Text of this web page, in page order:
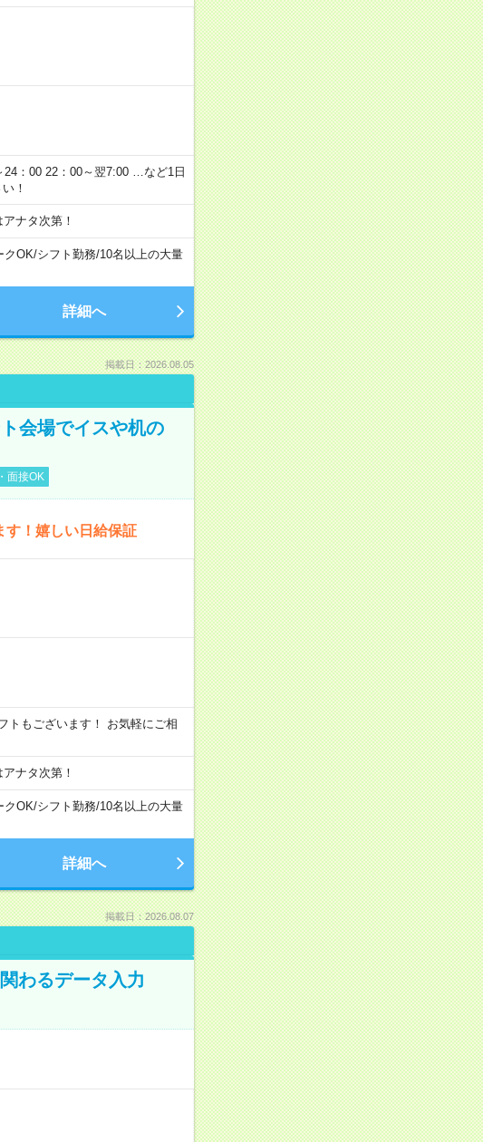
24：00 22：00～翌7:00 …など1日
！
ナタ次第！
クOK/シフト勤務/10名以上の大量
詳細へ
掲載日：2026.08.05
会場でイスや机の
面接OK
す！嬉しい日給保証
トもございます！ お気軽にご相
ナタ次第！
クOK/シフト勤務/10名以上の大量
詳細へ
掲載日：2026.08.07
わるデータ入力